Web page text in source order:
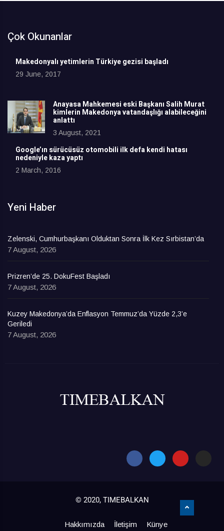
Çok Okunanlar
Makedonyalı yetimlerin Türkiye gezisi başladı
29 June, 2017
Anayasa Mahkemesi eski Başkanı Salih Murat
kimlerin Makedonya vatandaşlığı alabileceğini
anlattı
3 August, 2021
Google’ın sürücüsüz otomobili ilk defa kendi hatası
nedeniyle kaza yaptı
2 March, 2016
Yeni Haber
Zelenski, Cumhurbaşkanı Olduktan Sonra İlk Kez Sırbistan’da
7 August, 2026
Prizren’de 25. DokuFest Başladı
7 August, 2026
Kuzey Makedonya’da Enflasyon Temmuz’da Yüzde 2,3’e
Geriledi
7 August, 2026
© 2020, TIMEBALKAN
Hakkımızda İletişim Künye